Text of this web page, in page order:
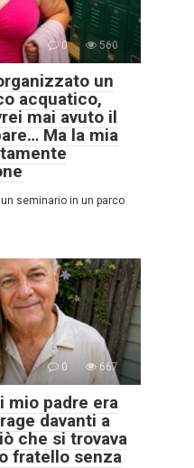
0 560
un
acquatico,
mai avuto il
Ma la mia
seminario in un parco
0 667
mio padre era
davanti a
che si trovava
fratello senza